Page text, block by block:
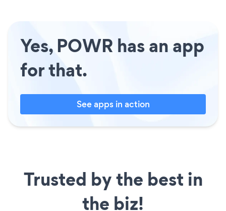
Yes, POWR has an app
for that.
See apps in action
Trusted by the best in
the biz!